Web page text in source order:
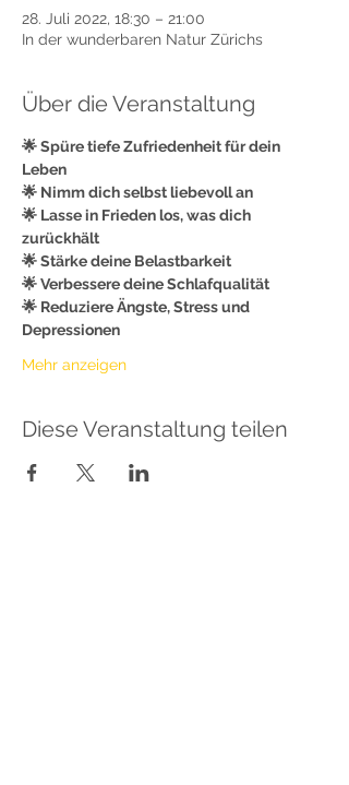
28. Juli 2022, 18:30 – 21:00
In der wunderbaren Natur Zürichs
Über die Veranstaltung
🌟 Spüre tiefe Zufriedenheit für dein
Leben
🌟 Nimm dich selbst liebevoll an
🌟 Lasse in Frieden los, was dich
zurückhält
🌟 Stärke deine Belastbarkeit
🌟 Verbessere deine Schlafqualität
🌟 Reduziere Ängste, Stress und
Depressionen
Mehr anzeigen
Diese Veranstaltung teilen